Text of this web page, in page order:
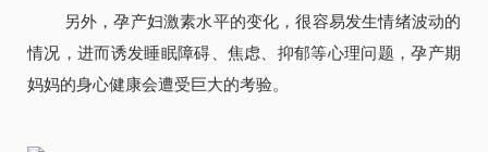
另外，孕产妇激素水平的变化，很容易发生情绪波动的
情况，进而诱发睡眠障碍、焦虑、抑郁等心理问题，孕产期
妈妈的身心健康会遭受巨大的考验。